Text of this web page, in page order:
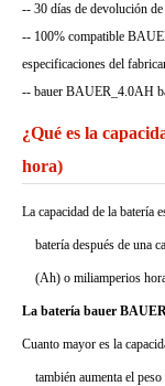
-- 30 días de devolución
-- 100% compatible
especificaciones del
-- bauer BAUER_4.0AH
¿Qué es la
hora)
La capacidad de la batería
batería después de una
(Ah) o miliamperios
La batería bauer
Cuanto mayor es la
también aumenta el